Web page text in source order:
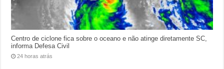
Centro de ciclone fica sobre o oceano e não atinge diretamente SC,
informa Defesa Civil
24 horas atrás